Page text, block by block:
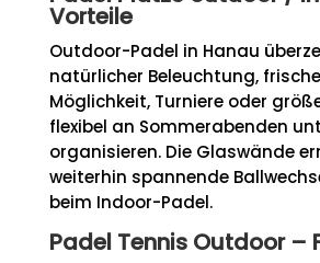
Vorteile
Outdoor-Padel in Hanau
natürlicher Beleuchtung,
Möglichkeit, Turniere oder
flexibel an Sommerabenden
organisieren. Die Glaswände
weiterhin spannende
beim Indoor-Padel.
Padel Tennis Outdoor –